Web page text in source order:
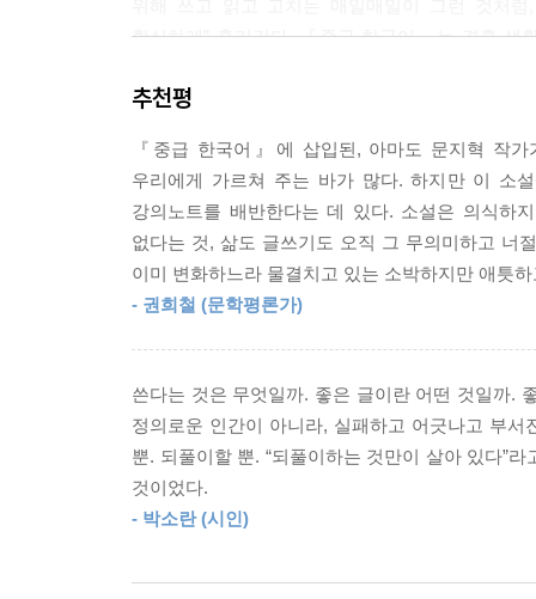
솔직히 말하면 그 말을 들을 때마다 나는 속에서
하는 건 입으로는 그렇게 말하면서도 속으로는
라고 짐작했다. 원하는 것을 돌려 말하는 건 비겁하
하지만 은채에게, 사랑은 같은 언어로 말하는 것
다.
치사랑은 없어. 그래도 괜찮아.
--- p.89
확실하게” 흘러간다. 『중급 한국어』는 결혼 생
소설 속 강의는 카프카의 『변신』, 체호프의 「
죽음과 고통을 바라본다. 우리 일상을 이루는 것
것은 그 자체로 즐거운 문학적 경험이다. 한편
지혁과 은혜의 결혼 생활에 대한 묘사는 강의 주제
은채의 짧은 이야기가 놓인다. 문학과 삶이 경
내력을 안고 새로운 곳에 도착해 있을 것이다.
추천평
『중급 한국어』에 삽입된, 아마도 문지혁 작
우리에게 가르쳐 주는 바가 많다. 하지만 이 소
강의노트를 배반한다는 데 있다. 소설은 의식하
없다는 것, 삶도 글쓰기도 오직 그 무의미하고 너
이미 변화하느라 물결치고 있는 소박하지만 애틋
- 권희철 (문학평론가)
쓴다는 것은 무엇일까. 좋은 글이란 어떤 것일까.
정의로운 인간이 아니라, 실패하고 어긋나고 부
뿐. 되풀이할 뿐. “되풀이하는 것만이 살아 있다”
것이었다.
- 박소란 (시인)